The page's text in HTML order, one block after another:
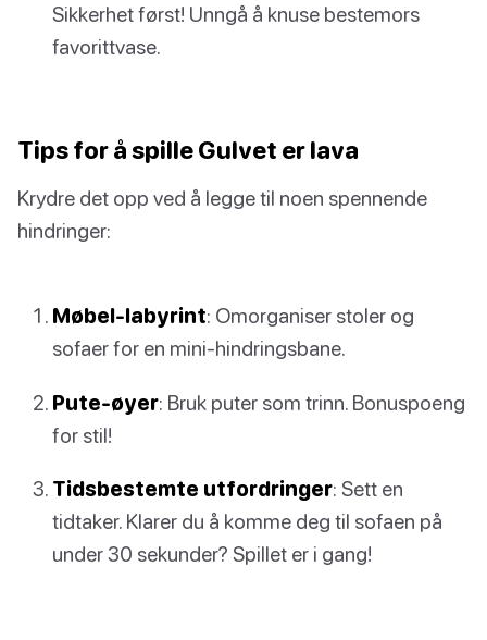
Sikkerhet først! Unngå å knuse bestemors
favorittvase.
Tips for å spille Gulvet er lava
Krydre det opp ved å legge til noen spennende
hindringer:
Møbel-labyrint: Omorganiser stoler og
sofaer for en mini-hindringsbane.
Pute-øyer: Bruk puter som trinn. Bonuspoeng
for stil!
Tidsbestemte utfordringer: Sett en
tidtaker. Klarer du å komme deg til sofaen på
under 30 sekunder? Spillet er i gang!